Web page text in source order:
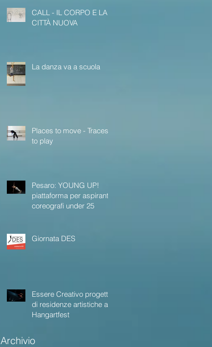
CALL - IL CORPO E LA
CITTÀ NUOVA
La danza va a scuola
Places to move - Traces
to play
Pesaro: YOUNG UP!
piattaforma per aspiranti
coreografi under 25
Giornata DES
Essere Creativo progetto
di residenze artistiche ad
Hangartfest
Archivio